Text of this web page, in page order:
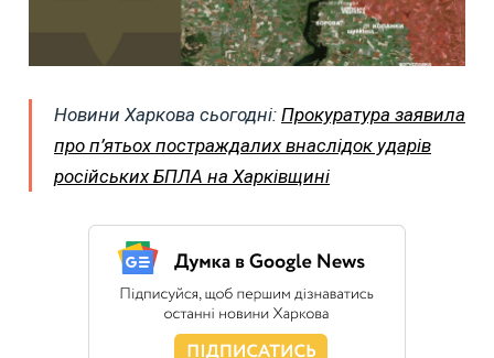
Новини Харкова сьогодні: Прокуратура заявила
про п’ятьох постраждалих внаслідок ударів
російських БПЛА на Харківщині